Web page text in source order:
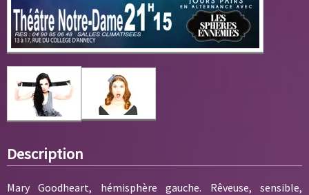
Description
Mary Goodheart, hémisphère gauche. Rêveuse, sensible,